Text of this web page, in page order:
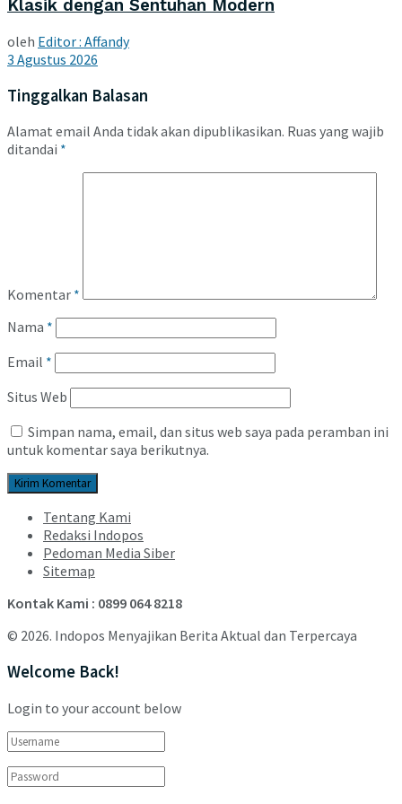
Klasik dengan Sentuhan Modern
oleh Editor : Affandy
3 Agustus 2026
Tinggalkan Balasan
Alamat email Anda tidak akan dipublikasikan. Ruas yang wajib
ditandai *
Komentar *
Nama *
Email *
Situs Web
Simpan nama, email, dan situs web saya pada peramban ini
untuk komentar saya berikutnya.
Tentang Kami
Redaksi Indopos
Pedoman Media Siber
Sitemap
Kontak Kami : 0899 064 8218
© 2026. Indopos Menyajikan Berita Aktual dan Terpercaya
Welcome Back!
Login to your account below